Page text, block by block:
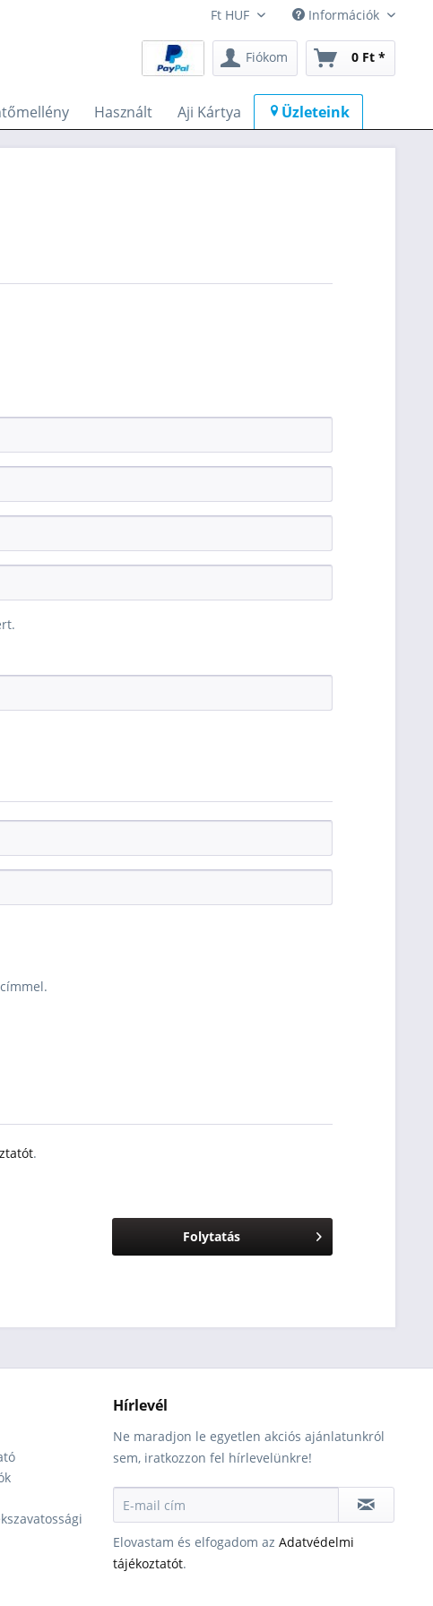
Információk
Fiókom 0 Ft *
Használt Aji Kártya Üzleteink
.
Folytatás
Hírlevél
Ne maradjon le egyetlen akciós ajánlatunkról
sem, iratkozzon fel hírlevelünkre!
Elovastam és elfogadom az Adatvédelmi
tájékoztatót.